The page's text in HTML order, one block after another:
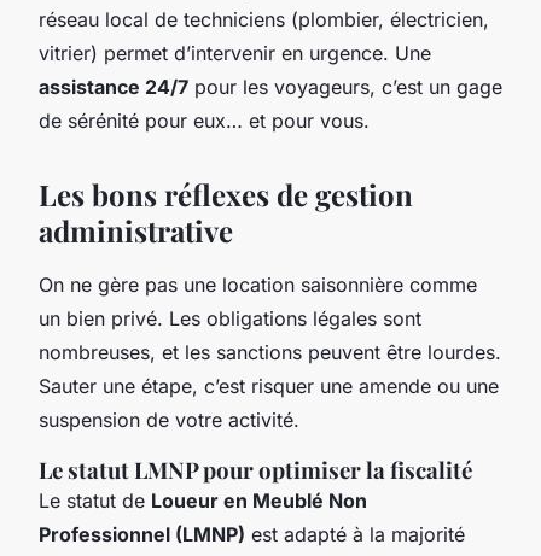
réseau local de techniciens (plombier, électricien,
vitrier) permet d’intervenir en urgence. Une
assistance 24/7 pour les voyageurs, c’est un gage
de sérénité pour eux… et pour vous.
Les bons réflexes de gestion
administrative
On ne gère pas une location saisonnière comme
un bien privé. Les obligations légales sont
nombreuses, et les sanctions peuvent être lourdes.
Sauter une étape, c’est risquer une amende ou une
suspension de votre activité.
Le statut LMNP pour optimiser la fiscalité
Le statut de Loueur en Meublé Non
Professionnel (LMNP) est adapté à la majorité